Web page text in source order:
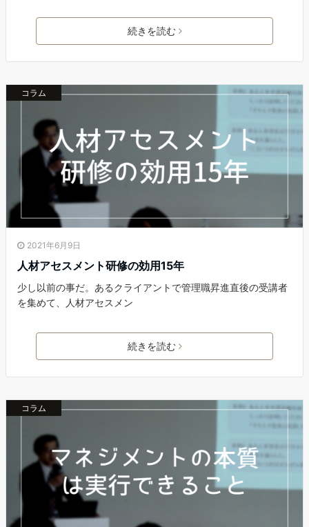
続きを読む
コラム
2021年6月9日
人材アセスメント研修の効用15年
少し以前の事だ。あるクライアントで管理職昇進直後の受講者
を集めて、人材アセスメン
続きを読む
コラム